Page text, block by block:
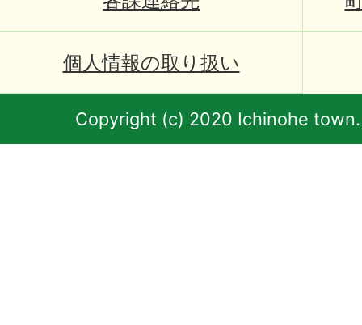
個人情報の取り扱い
Copyright (c) 2020 Ichinohe